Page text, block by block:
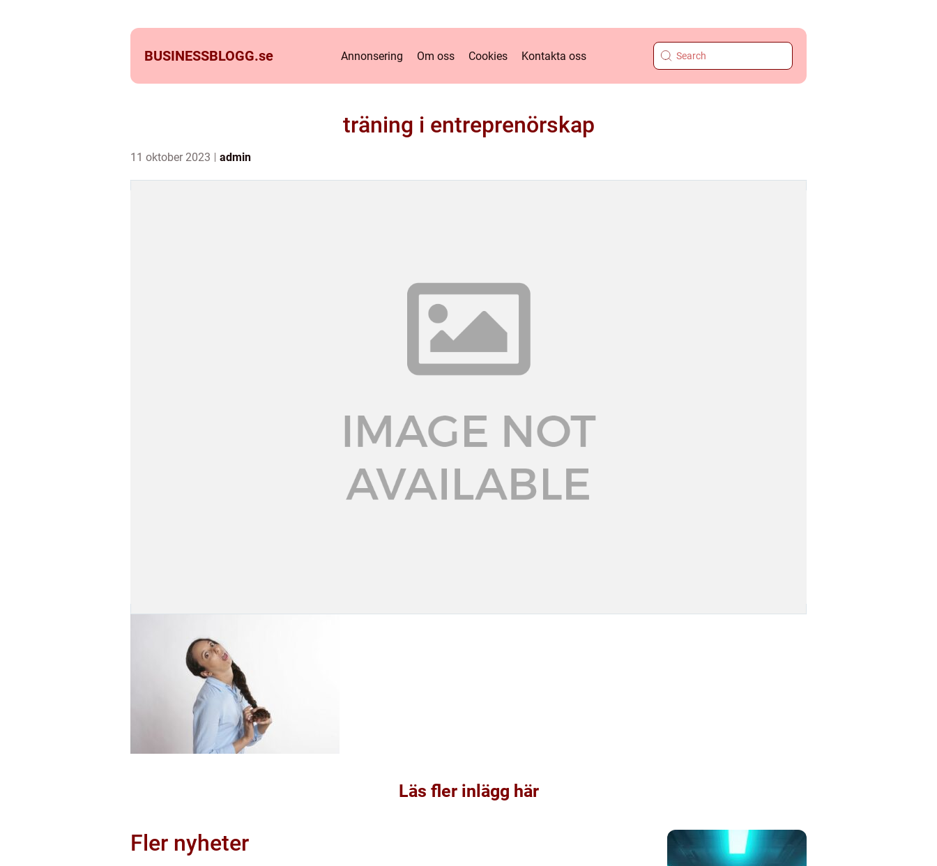
BUSINESSBLOGG.se Annonsering Om oss Cookies Kontakta oss
träning i entreprenörskap
11 oktober 2023 admin
Läs fler inlägg här
Fler nyheter